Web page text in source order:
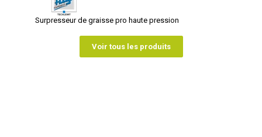
Surpresseur de graisse pro haute pression
Voir tous les produits